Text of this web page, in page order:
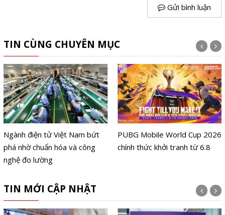
Gửi bình luận
TIN CÙNG CHUYÊN MỤC
Ngành điện tử Việt Nam bứt
phá nhờ chuẩn hóa và công
nghệ đo lường
PUBG Mobile World Cup 2026
chính thức khởi tranh từ 6.8
TIN MỚI CẬP NHẬT